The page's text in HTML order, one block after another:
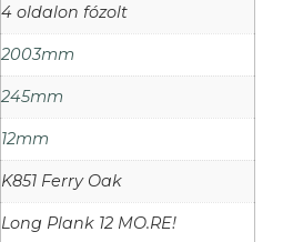
4 oldalon fózolt
2003mm
245mm
12mm
K851 Ferry Oak
Long Plank 12 MO.RE!